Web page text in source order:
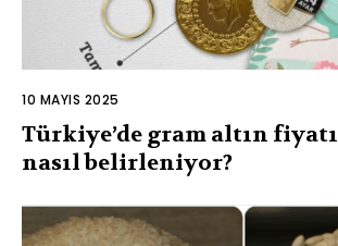
10 MAYIS 2025
Türkiye’de gram altın fiyatı
nasıl belirleniyor?